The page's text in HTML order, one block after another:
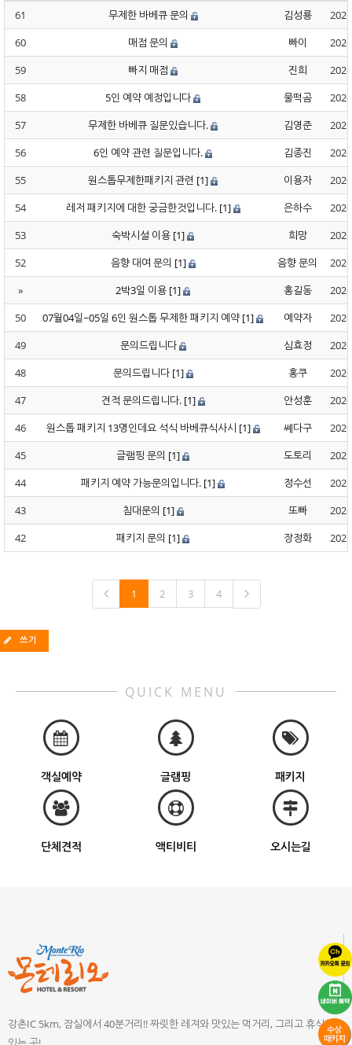
61
무제한 바베큐 문의 김성룡
60
매점 문의 빠이
59
빠지 매점 진희
58
5인 예약 예정입니다 물떡곰
57
무제한 바베큐 질문있습니다. 김영준
56
6인 예약 관련 질문입니다. 김종진
55
원스톱무제한패키지 관련 [1] 이용자
54
레저 패키지에 대한 궁금한것입니다. [1] 은하수
53
숙박시설 이용 [1] 희망
52
음향 대여 문의 [1] 음향 문의
»
2박3일 이용 [1] 홍길동
50
07월04일~05일 6인 원스톱 무제한 패키지 예약 [1] 예약자
49
문의드립니다 심효정
48
문의드립니다 [1] 홍쿠
47
견적 문의드립니다. [1] 안성훈
46
원스톱 패키지 13명인데요 석식 바베큐식사시 [1] 쎼다구
45
글램핑 문의 [1] 도토리
44
패키지 예약 가능문의입니다. [1] 정수선
43
침대문의 [1] 또빠
42
패키지 문의 [1] 장정화
1 2 3 4
쓰기
QUICK MENU
객실예약 글램핑 패키지
단체견적 액티비티 오시는길
강촌IC 5km, 잠실에서 40분거리!! 짜릿한 레져와 맛있는 먹거리, 그리고 휴식이